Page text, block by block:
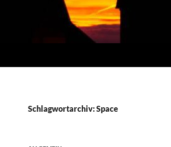
Schlagwortarchiv: Space